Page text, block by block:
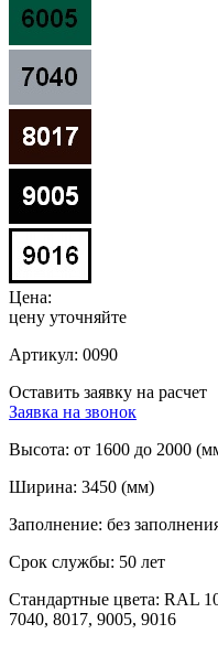
Цена:
цену уточняйте
Артикул: 0090
Оставить заявку на расчет
Заявка на звонок
Высота: от 1600 до 2000
Ширина: 3450 (мм)
Заполнение: без
Срок службы: 50 лет
Стандартные цвета: RAL
7040, 8017, 9005, 9016